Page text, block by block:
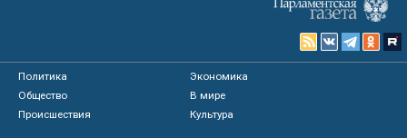
Политика
Экономика
Общество
В мире
Происшествия
Культура